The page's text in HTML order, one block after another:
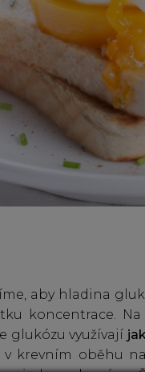
aby hladina
koncentrace.
glukózu využívají
v krevním oběhu